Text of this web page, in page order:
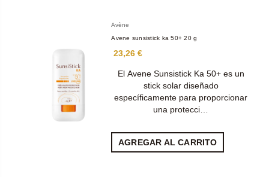
Avène
Avene sunsistick ka 50+ 20 g
23,26 €
El Avene Sunsistick Ka 50+ es un
stick solar diseñado
específicamente para proporcionar
una protecci…
AGREGAR AL CARRITO